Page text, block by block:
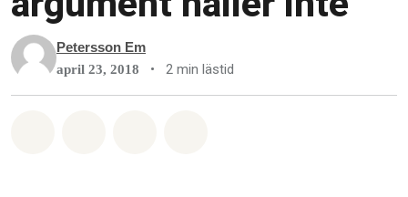
Petersson Em
april 23, 2018 • 2 min lästid